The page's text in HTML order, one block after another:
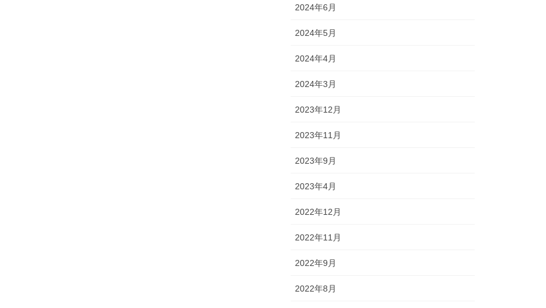
2024年6月
2024年5月
2024年4月
2024年3月
2023年12月
2023年11月
2023年9月
2023年4月
2022年12月
2022年11月
2022年9月
2022年8月